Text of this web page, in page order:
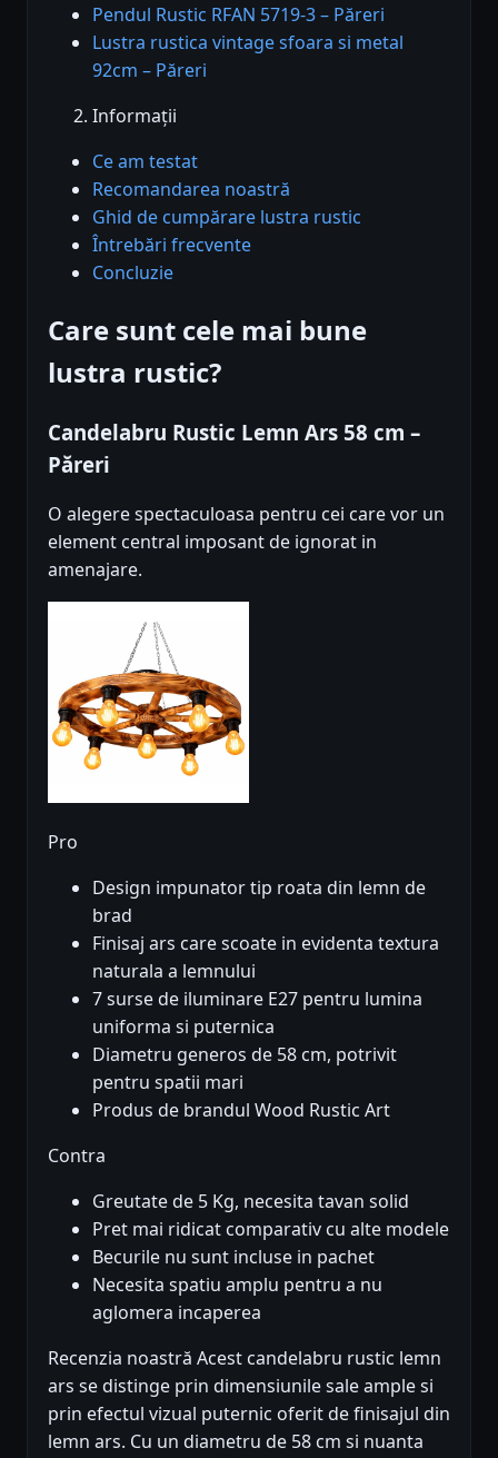
Pendul Rustic RFAN 5719-3 – Păreri
Lustra rustica vintage sfoara si metal
92cm – Păreri
Informații
Ce am testat
Recomandarea noastră
Ghid de cumpărare lustra rustic
Întrebări frecvente
Concluzie
Care sunt cele mai bune
lustra rustic?
Candelabru Rustic Lemn Ars 58 cm –
Păreri
O alegere spectaculoasa pentru cei care vor un
element central imposant de ignorat in
amenajare.
Pro
Design impunator tip roata din lemn de
brad
Finisaj ars care scoate in evidenta textura
naturala a lemnului
7 surse de iluminare E27 pentru lumina
uniforma si puternica
Diametru generos de 58 cm, potrivit
pentru spatii mari
Produs de brandul Wood Rustic Art
Contra
Greutate de 5 Kg, necesita tavan solid
Pret mai ridicat comparativ cu alte modele
Becurile nu sunt incluse in pachet
Necesita spatiu amplu pentru a nu
aglomera incaperea
Recenzia noastră Acest candelabru rustic lemn
ars se distinge prin dimensiunile sale ample si
prin efectul vizual puternic oferit de finisajul din
lemn ars. Cu un diametru de 58 cm si nuanta